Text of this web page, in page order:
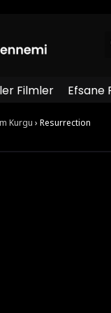
Filmler Efsane
Kurgu › Resurrection